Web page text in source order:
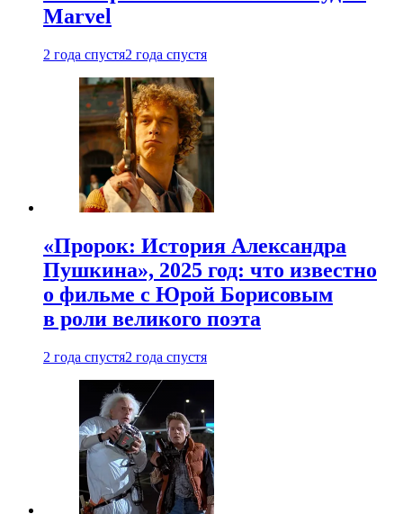
Marvel
2 года спустя2 года спустя
«Пророк: История Александра
Пушкина», 2025 год: что известно
о фильме с Юрой Борисовым
в роли великого поэта
2 года спустя2 года спустя